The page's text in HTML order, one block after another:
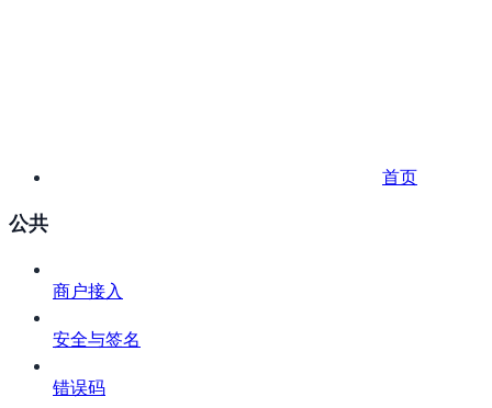
首页
公共
商户接入
安全与签名
错误码